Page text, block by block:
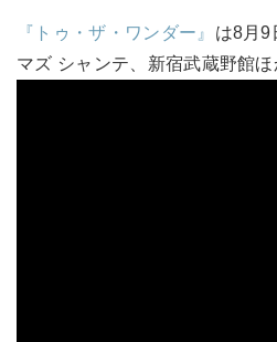
『トゥ・ザ・ワンダー』 は8月9
マズ シャンテ、新宿武蔵野館ほ